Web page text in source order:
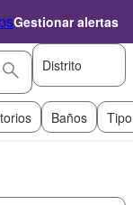
Gestionar alertas
Distrito
Baños